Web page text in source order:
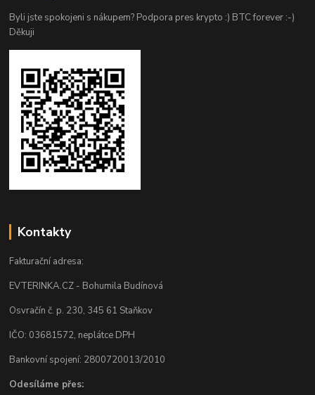
Byli jste spokojeni s nákupem? Podpora pres krypto :) BTC forever :-)
Děkuji
Kontakty
Fakturační adresa:
EVTERINKA.CZ - Bohumila Budínová
Osvračín č. p. 230, 345 61 Staňkov
IČO: 03681572, neplátce DPH
Bankovní spojení: 2800720013/2010
Odesíláme přes: